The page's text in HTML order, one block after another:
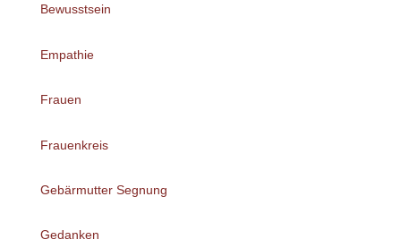
Bewusstsein
Empathie
Frauen
Frauenkreis
Gebärmutter Segnung
Gedanken